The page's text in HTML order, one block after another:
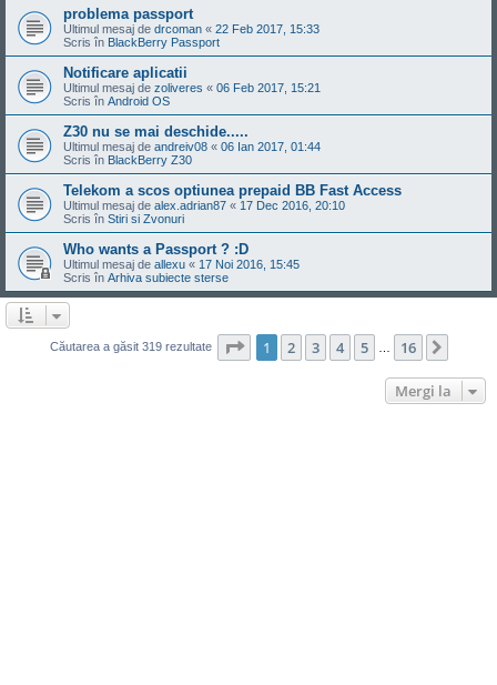
problema passport
Ultimul mesaj de drcoman « 22 Feb 2017, 15:33
Scris în BlackBerry Passport
Notificare aplicatii
Ultimul mesaj de zoliveres « 06 Feb 2017, 15:21
Scris în Android OS
Z30 nu se mai deschide.....
Ultimul mesaj de andreiv08 « 06 Ian 2017, 01:44
Scris în BlackBerry Z30
Telekom a scos optiunea prepaid BB Fast Access
Ultimul mesaj de alex.adrian87 « 17 Dec 2016, 20:10
Scris în Stiri si Zvonuri
Who wants a Passport ? :D
Ultimul mesaj de allexu « 17 Noi 2016, 15:45
Scris în Arhiva subiecte sterse
Căutarea a găsit 319 rezultate Pagina din 16
1 2 3 4 5 16
Mergi la